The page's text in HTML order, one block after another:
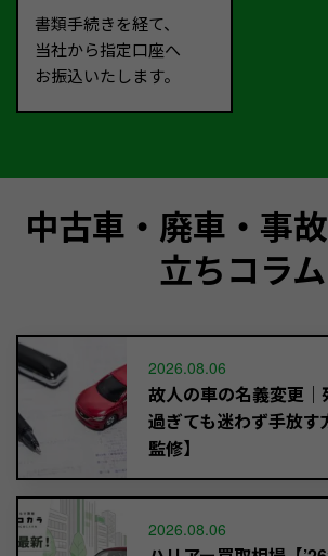
書類手続きを経て、
当社から指定口座へ
お振込いたします。
中古車・廃車・事
立ちコラム
2026.08.06
故人の車の名義変更｜
過ぎても迷わず手放す
監修】
2026.08.06